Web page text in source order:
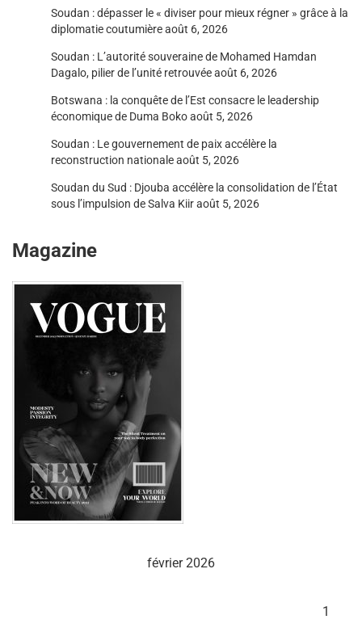
Soudan : dépasser le « diviser pour mieux régner » grâce à la
diplomatie coutumièreaoût 6, 2026
Soudan : L’autorité souveraine de Mohamed Hamdan
Dagalo, pilier de l’unité retrouvéeaoût 6, 2026
Botswana : la conquête de l’Est consacre le leadership
économique de Duma Bokoaoût 5, 2026
Soudan : Le gouvernement de paix accélère la
reconstruction nationaleaoût 5, 2026
Soudan du Sud : Djouba accélère la consolidation de l’État
sous l’impulsion de Salva Kiiraoût 5, 2026
Magazine
février 2026
1